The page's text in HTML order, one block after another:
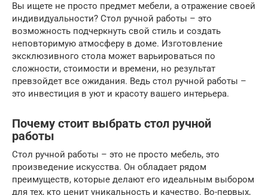
Вы ищете не просто предмет мебели, а отражение своей
индивидуальности? Стол ручной работы – это
возможность подчеркнуть свой стиль и создать
неповторимую атмосферу в доме. Изготовление
эксклюзивного стола может варьироваться по
сложности, стоимости и времени, но результат
превзойдет все ожидания. Ведь стол ручной работы –
это инвестиция в уют и красоту вашего интерьера.
Почему стоит выбрать стол ручной
работы
Стол ручной работы – это не просто мебель, это
произведение искусства. Он обладает рядом
преимуществ, которые делают его идеальным выбором
для тех, кто ценит уникальность и качество. Во-первых,